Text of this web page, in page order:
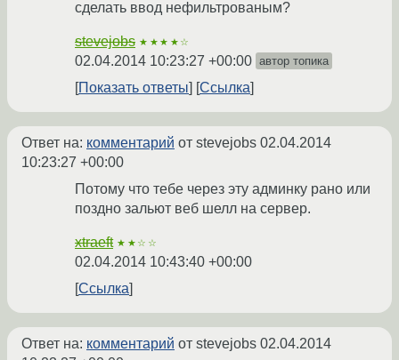
сделать ввод нефильтрованым?
stevejobs ★★★★☆
02.04.2014 10:23:27 +00:00 автор топика
Показать ответы Ссылка
Ответ на: комментарий от stevejobs 02.04.2014
10:23:27 +00:00
Потому что тебе через эту админку рано или
поздно зальют веб шелл на сервер.
xtraeft ★★☆☆
02.04.2014 10:43:40 +00:00
Ссылка
Ответ на: комментарий от stevejobs 02.04.2014